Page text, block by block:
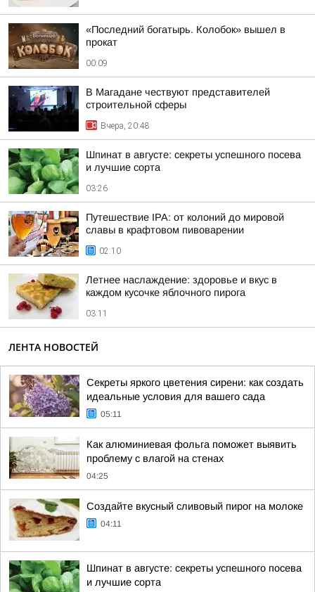
«Последний богатырь. Колобок» вышел в
прокат
00:09
В Магадане чествуют представителей
строительной сферы
Вчера, 20:48
Шпинат в августе: секреты успешного посева
и лучшие сорта
03:26
Путешествие IPA: от колоний до мировой
славы в крафтовом пивоварении
02:10
Летнее наслаждение: здоровье и вкус в
каждом кусочке яблочного пирога
03:11
ЛЕНТА НОВОСТЕЙ
Секреты яркого цветения сирени: как создать
идеальные условия для вашего сада
05:11
Как алюминиевая фольга поможет выявить
проблему с влагой на стенах
04:25
Создайте вкусный сливовый пирог на молоке
04:11
Шпинат в августе: секреты успешного посева
и лучшие сорта